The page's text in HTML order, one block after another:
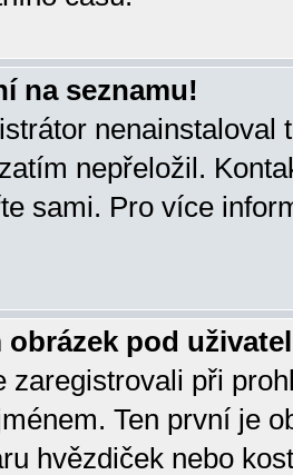
na seznamu!
nenainstaloval
nepřeložil.
sami. Pro více
obrázek pod
zaregistrovali při
Ten první je
hvězdiček nebo